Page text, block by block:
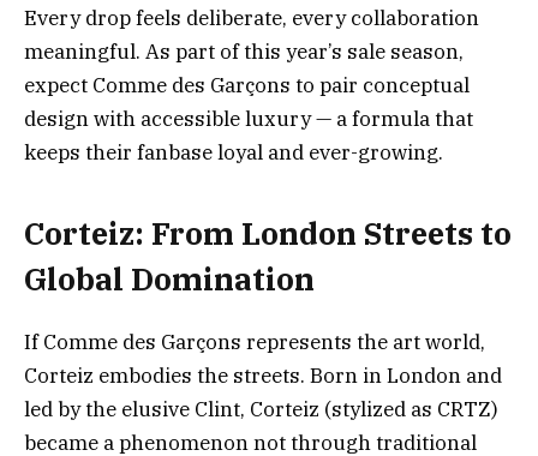
Every drop feels deliberate, every collaboration
meaningful. As part of this year’s sale season,
expect Comme des Garçons to pair conceptual
design with accessible luxury — a formula that
keeps their fanbase loyal and ever-growing.
Corteiz: From London Streets to
Global Domination
If Comme des Garçons represents the art world,
Corteiz embodies the streets. Born in London and
led by the elusive Clint, Corteiz (stylized as CRTZ)
became a phenomenon not through traditional